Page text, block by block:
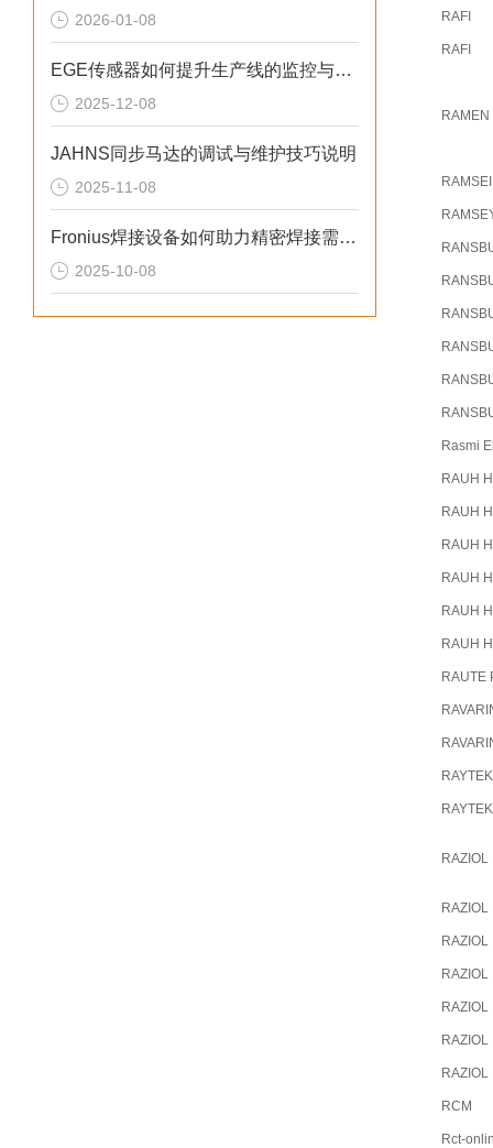
2026-01-08
EGE传感器如何提升生产线的监控与管理效率？
2025-12-08
JAHNS同步马达的调试与维护技巧说明
2025-11-08
Fronius焊接设备如何助力精密焊接需求？
2025-10-08
RAFI
RAFI
RAMEN
Rasmi
RAUH
RAUH
RAUH
RAUH
RAUH
RAUH
RAUTE
RAYTEK
RAYTEK
RAZIOL
RAZIOL
RAZIOL
RAZIOL
RAZIOL
RAZIOL
RAZIOL
RCM
Rct-